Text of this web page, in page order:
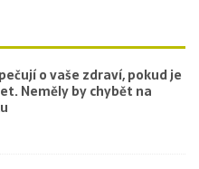
o vaše zdraví, pokud je
Neměly by chybět na